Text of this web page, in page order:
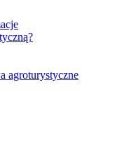
agroturystyczne